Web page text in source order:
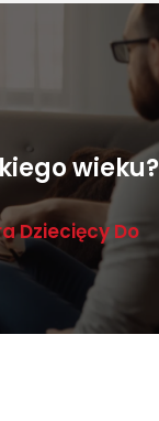
wieku?
Dziecięcy Do